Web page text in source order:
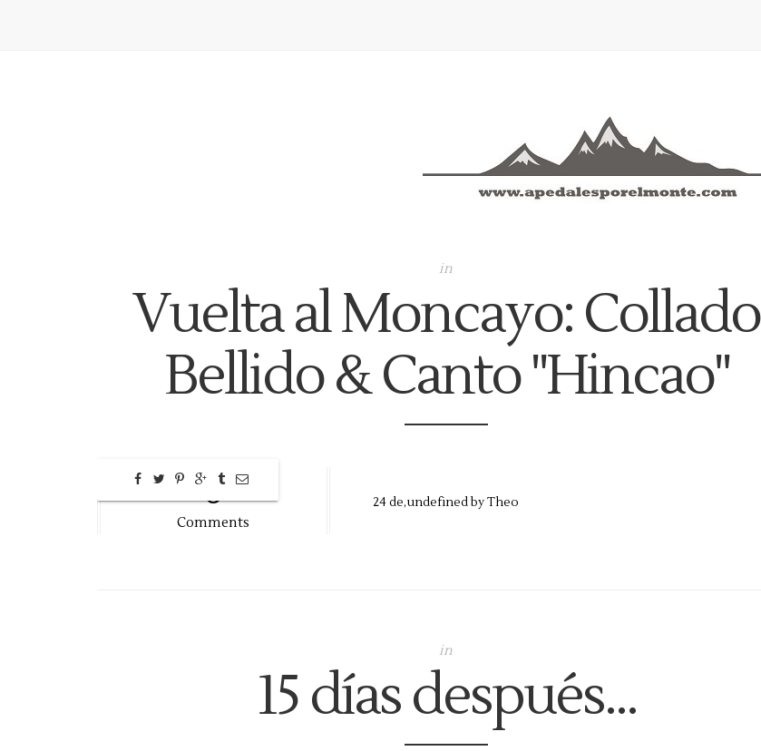
in
Vuelta al Moncayo: Collado
Bellido & Canto "Hincao"
0
Comments
24de,undefined byTheo
in
15 días después...